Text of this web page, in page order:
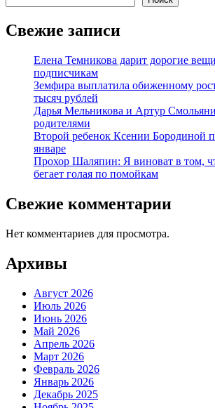
Свежие записи
Елена Темникова дарит дорогие
подписчикам
Земфира выплатила обиженному
тысяч рублей
Дарья Мельникова и Артур
родителями
Второй ребенок Ксении Бородиной
январе
Прохор Шаляпин: Я виноват в том,
бегает голая по помойкам
Свежие комментарии
Нет комментариев для просмотра.
Архивы
Август 2026
Июль 2026
Июнь 2026
Май 2026
Апрель 2026
Март 2026
Февраль 2026
Январь 2026
Декабрь 2025